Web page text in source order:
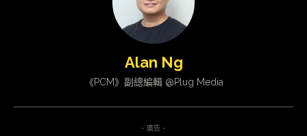
Alan Ng
《PCM》副總編輯 @Plug Media
- 廣告 -